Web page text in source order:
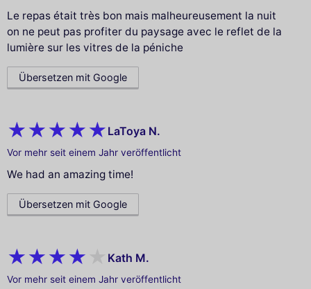
Le repas était très bon mais malheureusement la nuit
on ne peut pas profiter du paysage avec le reflet de la
lumière sur les vitres de la péniche
Übersetzen mit Google
LaToya N.
Vor mehr seit einem Jahr veröffentlicht
We had an amazing time!
Übersetzen mit Google
Kath M.
Vor mehr seit einem Jahr veröffentlicht